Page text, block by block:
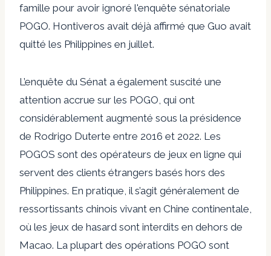
famille pour avoir ignoré l'enquête sénatoriale
POGO. Hontiveros avait déjà affirmé que Guo avait
quitté les Philippines en juillet.
L’enquête du Sénat a également suscité une
attention accrue sur les POGO, qui ont
considérablement augmenté sous la présidence
de Rodrigo Duterte entre 2016 et 2022. Les
POGOS sont des opérateurs de jeux en ligne qui
servent des clients étrangers basés hors des
Philippines. En pratique, il s’agit généralement de
ressortissants chinois vivant en Chine continentale,
où les jeux de hasard sont interdits en dehors de
Macao. La plupart des opérations POGO sont